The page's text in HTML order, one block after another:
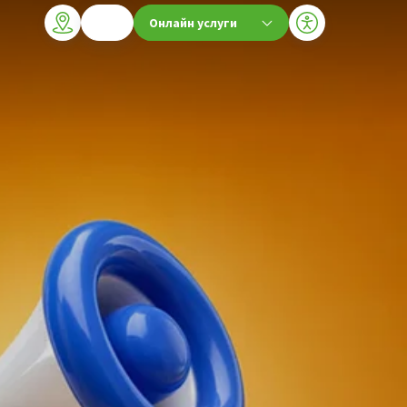
Онлайн услуги